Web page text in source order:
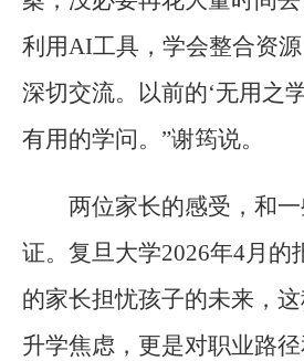
利用AI工具，学会整合资
深切交流。以前的‘无用之
有用的学问。”谢筠说。
两位家长的感受，和
证。复旦大学2026年4月的
的家长担忧孩子的未来，
升学焦虑，更是对职业路